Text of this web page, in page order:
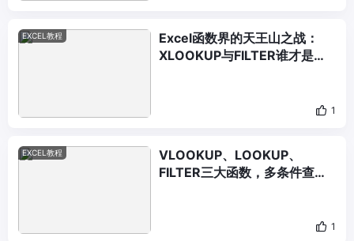
EXCEL教程
Excel函数界的天王山之战：
XLOOKUP与FILTER谁才是多
1
EXCEL教程
VLOOKUP、LOOKUP、
FILTER三大函数，多条件查找
1